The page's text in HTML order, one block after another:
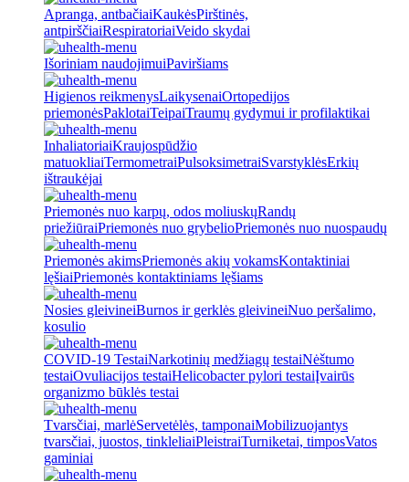
Apranga, antbačiaiKaukėsPirštinės,
antpirščiaiRespiratoriaiVeido skydai
Išoriniam naudojimuiPaviršiams
Higienos reikmenysLaikysenaiOrtopedijos
priemonėsPaklotaiTeipaiTraumų gydymui ir profilaktikai
InhaliatoriaiKraujospūdžio
matuokliaiTermometraiPulsoksimetraiSvarstyklėsErkių
ištraukėjai
Priemonės nuo karpų, odos moliuskųRandų
priežiūraiPriemonės nuo grybelioPriemonės nuo nuospaudų
Priemonės akimsPriemonės akių vokamsKontaktiniai
lęšiaiPriemonės kontaktiniams lęšiams
Nosies gleivineiBurnos ir gerklės gleivineiNuo peršalimo,
kosulio
COVID-19 TestaiNarkotinių medžiagų testaiNėštumo
testaiOvuliacijos testaiHelicobacter pylori testaiĮvairūs
organizmo būklės testai
Tvarsčiai, marlėServetėlės, tamponaiMobilizuojantys
tvarsčiai, juostos, tinkleliaiPleistraiTurniketai, timposVatos
gaminiai